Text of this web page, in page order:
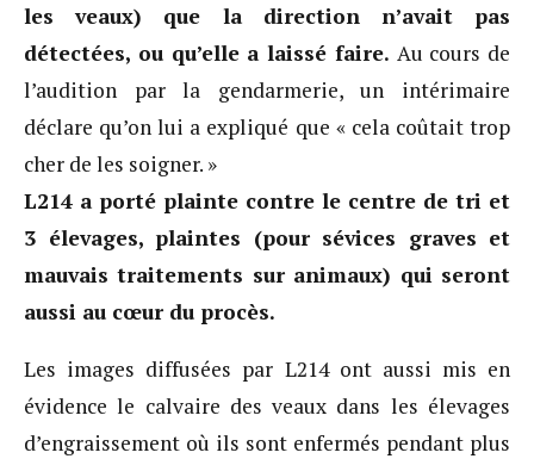
les veaux) que la direction n’avait pas
détectées, ou qu’elle a laissé faire. Au cours de
l’audition par la gendarmerie, un intérimaire
déclare qu’on lui a expliqué que « cela coûtait trop
cher de les soigner. »
L214 a porté plainte contre le centre de tri et
3 élevages, plaintes (pour sévices graves et
mauvais traitements sur animaux) qui seront
aussi au cœur du procès.
Les images diffusées par L214 ont aussi mis en
évidence le calvaire des veaux dans les élevages
d’engraissement où ils sont enfermés pendant plus